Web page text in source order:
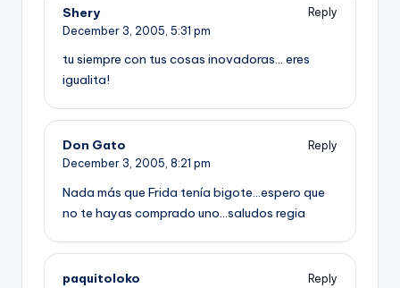
Shery
Reply
December 3, 2005, 5:31 pm
tu siempre con tus cosas inovadoras… eres
igualita!
Don Gato
Reply
December 3, 2005, 8:21 pm
Nada más que Frida tení­a bigote…espero que
no te hayas comprado uno…saludos regia
paquitoloko
Reply